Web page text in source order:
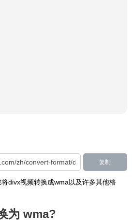
复制
divx视频转换成wma以及许多其他格
为 wma?